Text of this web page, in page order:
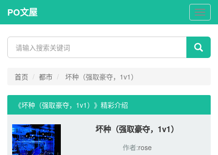
PO
文
PO文屋
首页 都市 坏种（强取豪夺，1v1）
《坏种（强取豪夺，1v1）》精彩介绍
坏种（强取豪夺，1v1）
作者:rose